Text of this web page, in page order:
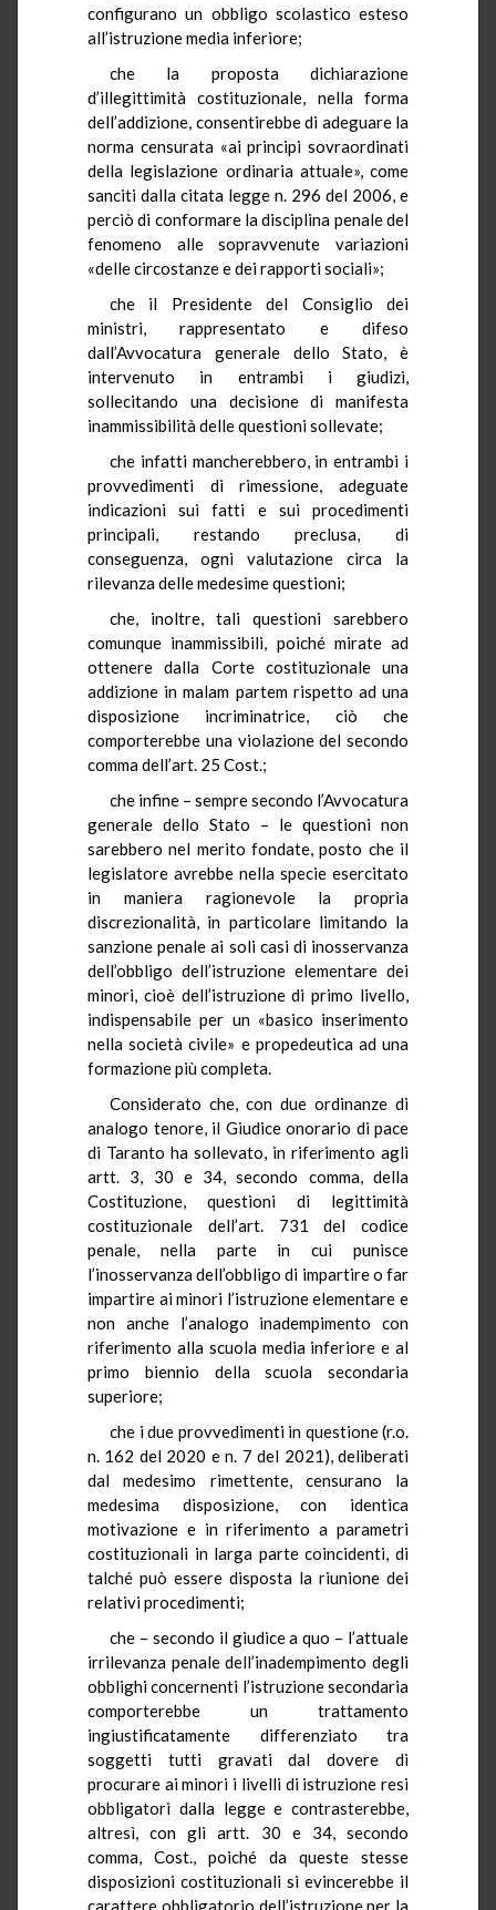
configurano un obbligo scolastico esteso
all’istruzione media inferiore;
che la proposta dichiarazione
d’illegittimità costituzionale, nella forma
dell’addizione, consentirebbe di adeguare la
norma censurata «ai principi sovraordinati
della legislazione ordinaria attuale», come
sanciti dalla citata legge n. 296 del 2006, e
perciò di conformare la disciplina penale del
fenomeno alle sopravvenute variazioni
«delle circostanze e dei rapporti sociali»;
che il Presidente del Consiglio dei
ministri, rappresentato e difeso
dall’Avvocatura generale dello Stato, è
intervenuto in entrambi i giudizi,
sollecitando una decisione di manifesta
inammissibilità delle questioni sollevate;
che infatti mancherebbero, in entrambi i
provvedimenti di rimessione, adeguate
indicazioni sui fatti e sui procedimenti
principali, restando preclusa, di
conseguenza, ogni valutazione circa la
rilevanza delle medesime questioni;
che, inoltre, tali questioni sarebbero
comunque inammissibili, poiché mirate ad
ottenere dalla Corte costituzionale una
addizione in malam partem rispetto ad una
disposizione incriminatrice, ciò che
comporterebbe una violazione del secondo
comma dell’art. 25 Cost.;
che infine – sempre secondo l’Avvocatura
generale dello Stato – le questioni non
sarebbero nel merito fondate, posto che il
legislatore avrebbe nella specie esercitato
in maniera ragionevole la propria
discrezionalità, in particolare limitando la
sanzione penale ai soli casi di inosservanza
dell’obbligo dell’istruzione elementare dei
minori, cioè dell’istruzione di primo livello,
indispensabile per un «basico inserimento
nella società civile» e propedeutica ad una
formazione più completa.
Considerato che, con due ordinanze di
analogo tenore, il Giudice onorario di pace
di Taranto ha sollevato, in riferimento agli
artt. 3, 30 e 34, secondo comma, della
Costituzione, questioni di legittimità
costituzionale dell’art. 731 del codice
penale, nella parte in cui punisce
l’inosservanza dell’obbligo di impartire o far
impartire ai minori l’istruzione elementare e
non anche l’analogo inadempimento con
riferimento alla scuola media inferiore e al
primo biennio della scuola secondaria
superiore;
che i due provvedimenti in questione (r.o.
n. 162 del 2020 e n. 7 del 2021), deliberati
dal medesimo rimettente, censurano la
medesima disposizione, con identica
motivazione e in riferimento a parametri
costituzionali in larga parte coincidenti, di
talché può essere disposta la riunione dei
relativi procedimenti;
che – secondo il giudice a quo – l’attuale
irrilevanza penale dell’inadempimento degli
obblighi concernenti l’istruzione secondaria
comporterebbe un trattamento
ingiustificatamente differenziato tra
soggetti tutti gravati dal dovere di
procurare ai minori i livelli di istruzione resi
obbligatori dalla legge e contrasterebbe,
altresì, con gli artt. 30 e 34, secondo
comma, Cost., poiché da queste stesse
disposizioni costituzionali si evincerebbe il
carattere obbligatorio dell’istruzione per la